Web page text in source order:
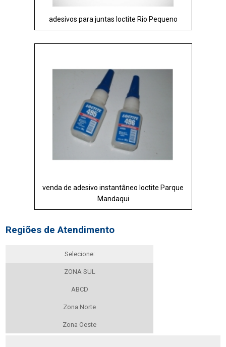
adesivos para juntas loctite Rio Pequeno
venda de adesivo instantâneo loctite Parque
Mandaqui
Regiões de Atendimento
Selecione:
ZONA SUL
ABCD
Zona Norte
Zona Oeste